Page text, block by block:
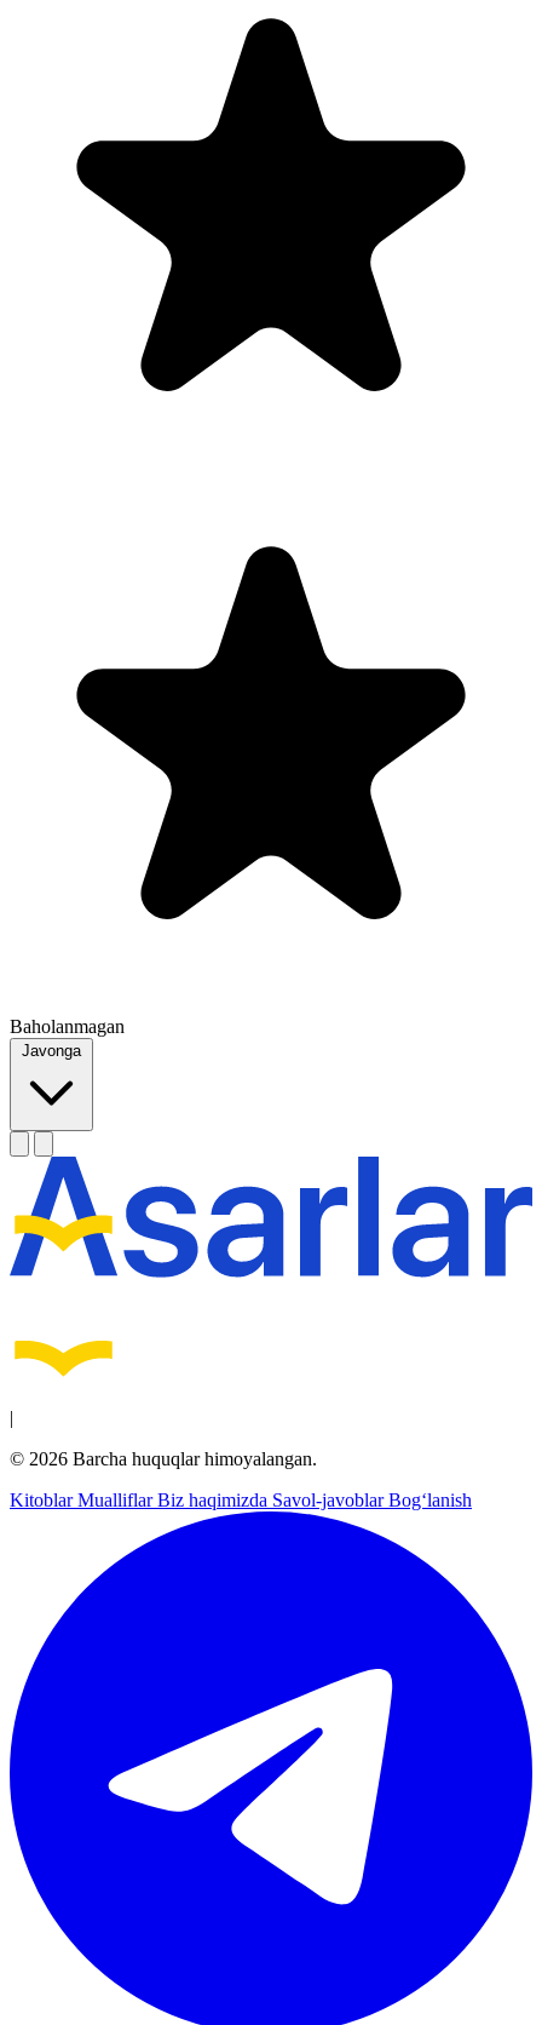
Baholanmagan
Javonga
|
© 2026 Barcha huquqlar himoyalangan.
KitoblarMualliflarBiz haqimizda Savol-javoblarBog‘lanish